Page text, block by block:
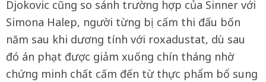
Djokovic cũng so sánh trường hợp của Sinner với
Simona Halep, người từng bị cấm thi đấu bốn
năm sau khi dương tính với roxadustat, dù sau
đó án phạt được giảm xuống chín tháng nhờ
chứng minh chất cấm đến từ thực phẩm bổ sung